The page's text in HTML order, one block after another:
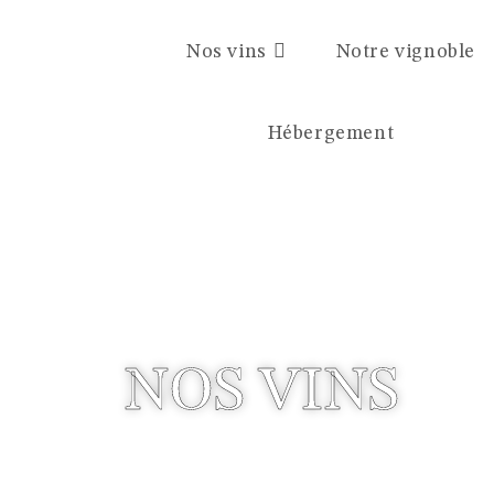
Nos vins Notre vignoble
Hébergement
NOS VINS